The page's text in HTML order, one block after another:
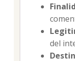
del